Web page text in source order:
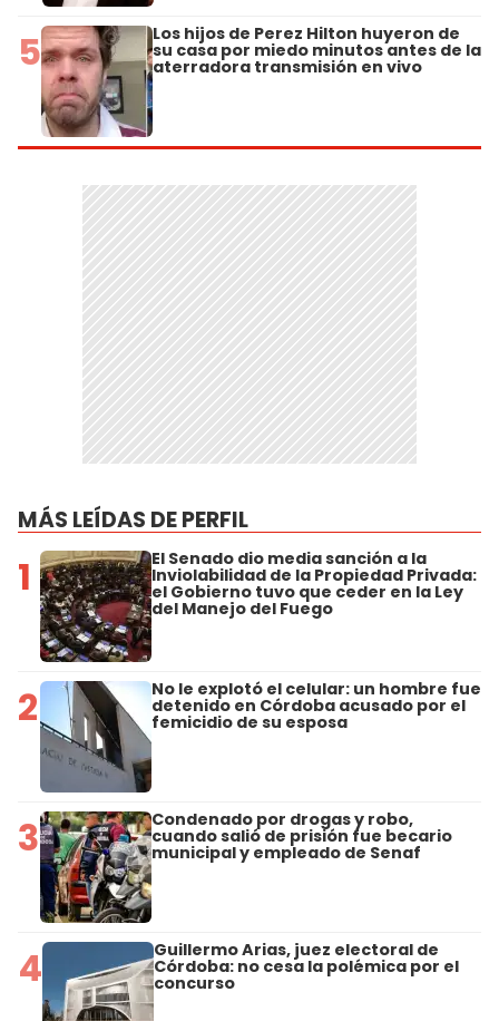
5 Los hijos de Perez Hilton huyeron de
su casa por miedo minutos antes de la
aterradora transmisión en vivo
MÁS LEÍDAS DE PERFIL
1 El Senado dio media sanción a la
Inviolabilidad de la Propiedad Privada:
el Gobierno tuvo que ceder en la Ley
del Manejo del Fuego
2 No le explotó el celular: un hombre fue
detenido en Córdoba acusado por el
femicidio de su esposa
3 Condenado por drogas y robo,
cuando salió de prisión fue becario
municipal y empleado de Senaf
4 Guillermo Arias, juez electoral de
Córdoba: no cesa la polémica por el
concurso